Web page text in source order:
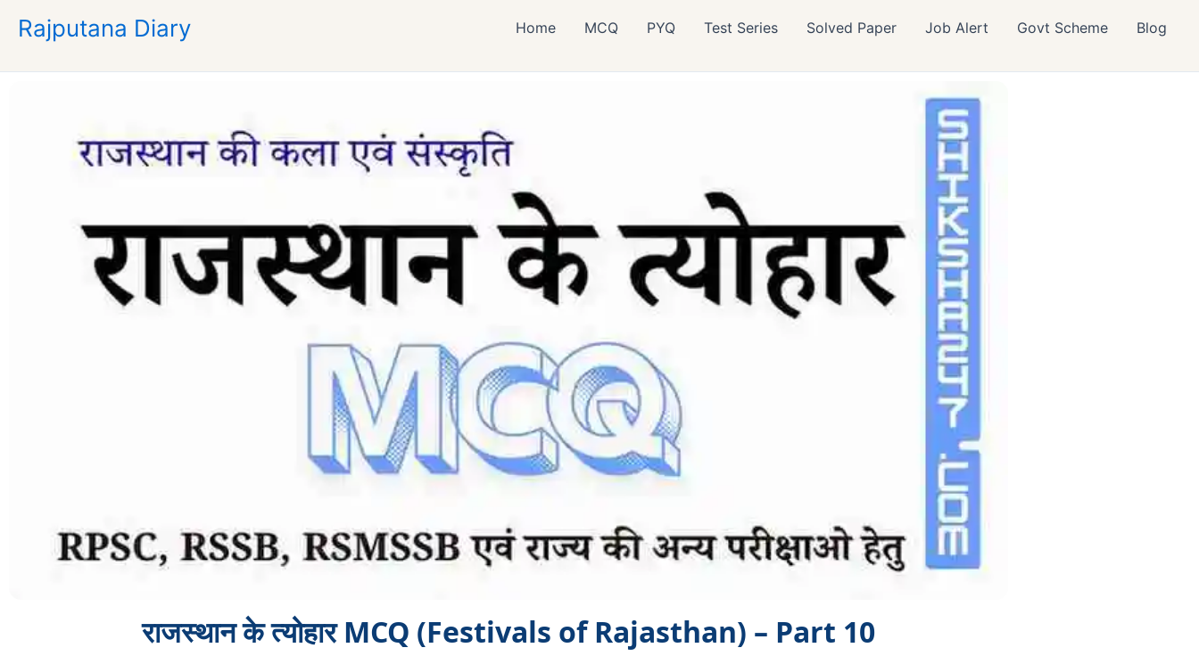
Rajputana Diary Home MCQ PYQ Test Series Solved Paper Job Alert Govt Scheme Blog
राजस्थान के त्योहार MCQ (Festivals of Rajasthan) – Part 10